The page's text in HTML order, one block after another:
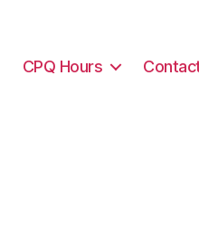
CPQ Hours